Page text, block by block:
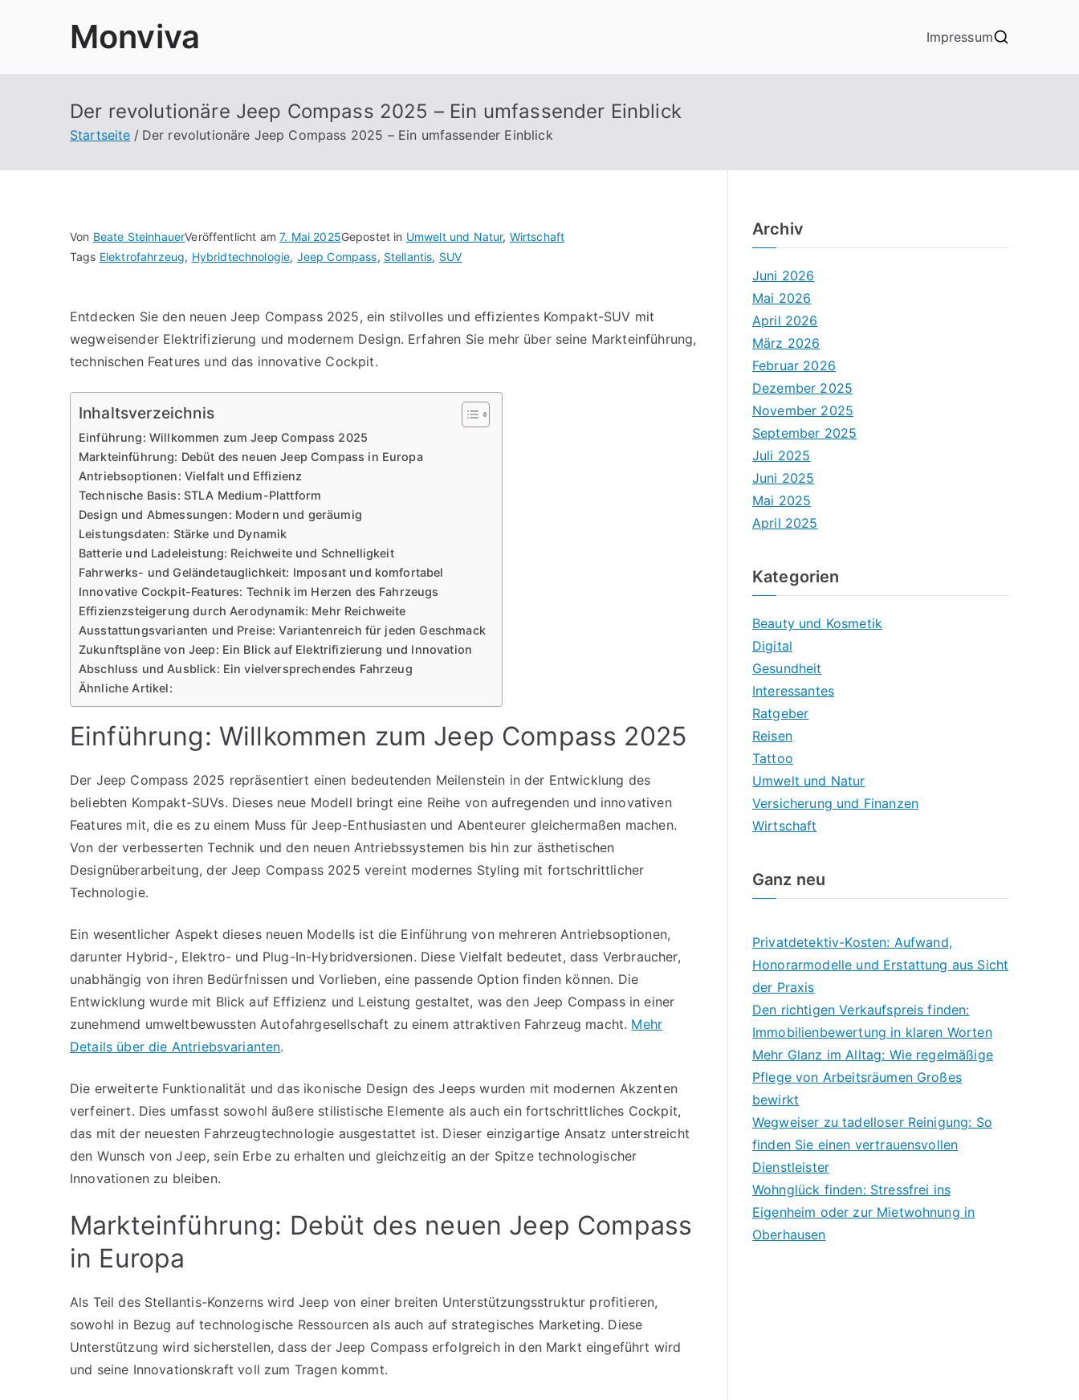
Monviva Impressum
Der revolutionäre Jeep Compass 2025 – Ein umfassender Einblick
Startseite Der revolutionäre Jeep Compass 2025 – Ein umfassender Einblick
Von Beate SteinhauerVeröffentlicht am7. Mai 2025Gepostet in Umwelt und Natur, Wirtschaft
Tags Elektrofahrzeug, Hybridtechnologie, Jeep Compass, Stellantis, SUV
Entdecken Sie den neuen Jeep Compass 2025, ein stilvolles und effizientes Kompakt-SUV mit
wegweisender Elektrifizierung und modernem Design. Erfahren Sie mehr über seine Markteinführung,
technischen Features und das innovative Cockpit.
Inhaltsverzeichnis
Einführung: Willkommen zum Jeep Compass 2025
Markteinführung: Debüt des neuen Jeep Compass in Europa
Antriebsoptionen: Vielfalt und Effizienz
Technische Basis: STLA Medium-Plattform
Design und Abmessungen: Modern und geräumig
Leistungsdaten: Stärke und Dynamik
Batterie und Ladeleistung: Reichweite und Schnelligkeit
Fahrwerks- und Geländetauglichkeit: Imposant und komfortabel
Innovative Cockpit-Features: Technik im Herzen des Fahrzeugs
Effizienzsteigerung durch Aerodynamik: Mehr Reichweite
Ausstattungsvarianten und Preise: Variantenreich für jeden Geschmack
Zukunftspläne von Jeep: Ein Blick auf Elektrifizierung und Innovation
Abschluss und Ausblick: Ein vielversprechendes Fahrzeug
Ähnliche Artikel:
Einführung: Willkommen zum Jeep Compass 2025
Der Jeep Compass 2025 repräsentiert einen bedeutenden Meilenstein in der Entwicklung des
beliebten Kompakt-SUVs. Dieses neue Modell bringt eine Reihe von aufregenden und innovativen
Features mit, die es zu einem Muss für Jeep-Enthusiasten und Abenteurer gleichermaßen machen.
Von der verbesserten Technik und den neuen Antriebssystemen bis hin zur ästhetischen
Designüberarbeitung, der Jeep Compass 2025 vereint modernes Styling mit fortschrittlicher
Technologie.
Ein wesentlicher Aspekt dieses neuen Modells ist die Einführung von mehreren Antriebsoptionen,
darunter Hybrid-, Elektro- und Plug-In-Hybridversionen. Diese Vielfalt bedeutet, dass Verbraucher,
unabhängig von ihren Bedürfnissen und Vorlieben, eine passende Option finden können. Die
Entwicklung wurde mit Blick auf Effizienz und Leistung gestaltet, was den Jeep Compass in einer
zunehmend umweltbewussten Autofahrgesellschaft zu einem attraktiven Fahrzeug macht. Mehr
Details über die Antriebsvarianten.
Die erweiterte Funktionalität und das ikonische Design des Jeeps wurden mit modernen Akzenten
verfeinert. Dies umfasst sowohl äußere stilistische Elemente als auch ein fortschrittliches Cockpit,
das mit der neuesten Fahrzeugtechnologie ausgestattet ist. Dieser einzigartige Ansatz unterstreicht
den Wunsch von Jeep, sein Erbe zu erhalten und gleichzeitig an der Spitze technologischer
Innovationen zu bleiben.
Markteinführung: Debüt des neuen Jeep Compass
in Europa
Als Teil des Stellantis-Konzerns wird Jeep von einer breiten Unterstützungsstruktur profitieren,
sowohl in Bezug auf technologische Ressourcen als auch auf strategisches Marketing. Diese
Unterstützung wird sicherstellen, dass der Jeep Compass erfolgreich in den Markt eingeführt wird
und seine Innovationskraft voll zum Tragen kommt.
Archiv
Juni 2026
Mai 2026
April 2026
März 2026
Februar 2026
Dezember 2025
November 2025
September 2025
Juli 2025
Juni 2025
Mai 2025
April 2025
Kategorien
Beauty und Kosmetik
Digital
Gesundheit
Interessantes
Ratgeber
Reisen
Tattoo
Umwelt und Natur
Versicherung und Finanzen
Wirtschaft
Ganz neu
Privatdetektiv-Kosten: Aufwand,
Honorarmodelle und Erstattung aus Sicht
der Praxis
Den richtigen Verkaufspreis finden:
Immobilienbewertung in klaren Worten
Mehr Glanz im Alltag: Wie regelmäßige
Pflege von Arbeitsräumen Großes
bewirkt
Wegweiser zu tadelloser Reinigung: So
finden Sie einen vertrauensvollen
Dienstleister
Wohnglück finden: Stressfrei ins
Eigenheim oder zur Mietwohnung in
Oberhausen